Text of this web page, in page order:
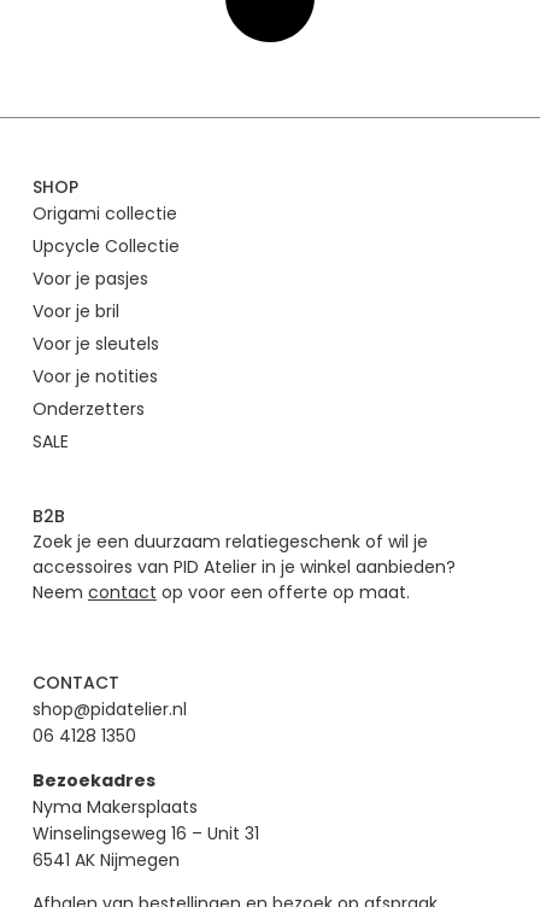
SHOP
Origami collectie
Upcycle Collectie
Voor je pasjes
Voor je bril
Voor je sleutels
Voor je notities
Onderzetters
SALE
B2B
Zoek je een duurzaam relatiegeschenk of wil je
accessoires van PID Atelier in je winkel aanbieden?
Neem contact op voor een offerte op maat.
CONTACT
shop@pidatelier.nl
06 4128 1350
Bezoekadres
Nyma Makersplaats
Winselingseweg 16 – Unit 31
6541 AK Nijmegen